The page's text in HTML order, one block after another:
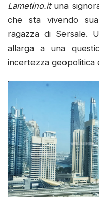
Lametino.ituna
che sta vivendo
ragazza di Sersale.
allarga a una
incertezza geopolitica